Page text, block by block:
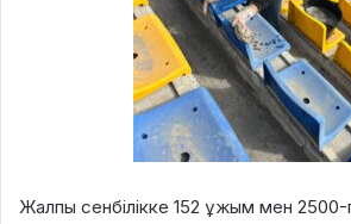
Жалпы сенбілікке 152 ұжым мен